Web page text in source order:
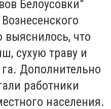
Белоусовки"
что
сухую траву и
Дополнительно
работники
населения.